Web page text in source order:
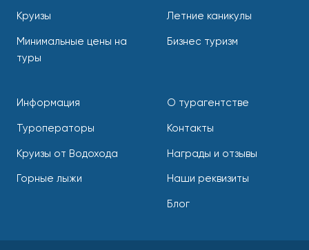
Круизы
Минимальные цены на
туры
Летние каникулы
Бизнес туризм
Информация
Туроператоры
Круизы от Водохода
Горные лыжи
О турагентстве
Контакты
Награды и отзывы
Наши реквизиты
Блог